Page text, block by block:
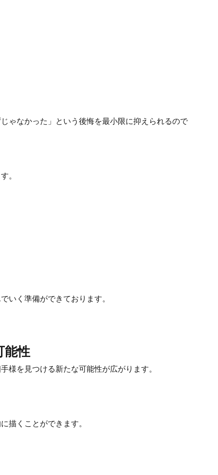
ゃなかった」という後悔を最小限に抑えられるので
。
いく準備ができております。
能性
を見つける新たな可能性が広がります。
描くことができます。